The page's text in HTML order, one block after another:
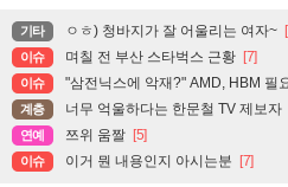
기타 ㅇㅎ) 청바지가 잘 어울리는 여자~
이슈 며칠 전 부산 스타벅스 근황 [7]
이슈 "삼전닉스에 악재?" AMD, HBM 필
계층 너무 억울하다는 한문철 TV 제보자
연예 쯔위 움짤 [5]
이슈 이거 뭔 내용인지 아시는분 [7]